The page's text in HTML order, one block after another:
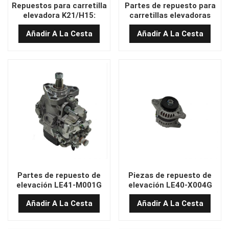
Repuestos para carretilla
elevadora K21/H15:
carburador con control
de temperatura y
refrigeración por agua.
Añadir A La Cesta
Partes de repuesto para
carretillas elevadoras
LE41-S001G Bomba
diesel
Añadir A La Cesta
Partes de repuesto de
elevación LE41-M001G
Bomba diesel
Añadir A La Cesta
Piezas de repuesto de
elevación LE40-X004G
Alternador
Añadir A La Cesta